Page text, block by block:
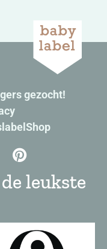
gezocht!
leukste